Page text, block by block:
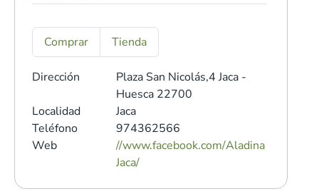
Comprar Tienda
Dirección Plaza San Nicolás,4 Jaca -
Huesca 22700
Localidad
Jaca
Teléfono
974362566
Web
//www.facebook.com/Aladina
Jaca/